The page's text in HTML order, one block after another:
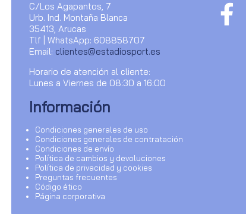
C/Los Agapantos, 7
Urb. Ind. Montaña Blanca
35413, Arucas
Tlf | WhatsApp: 608858707
Email: clientes@estadiosport.es
Horario de atención al cliente:
Lunes a Viernes de 08:30 a 16:00
Información
Condiciones generales de uso
Condiciones generales de contratación
Condiciones de envío
Política de cambios y devoluciones
Política de privacidad y cookies
Preguntas frecuentes
Código ético
Página corporativa